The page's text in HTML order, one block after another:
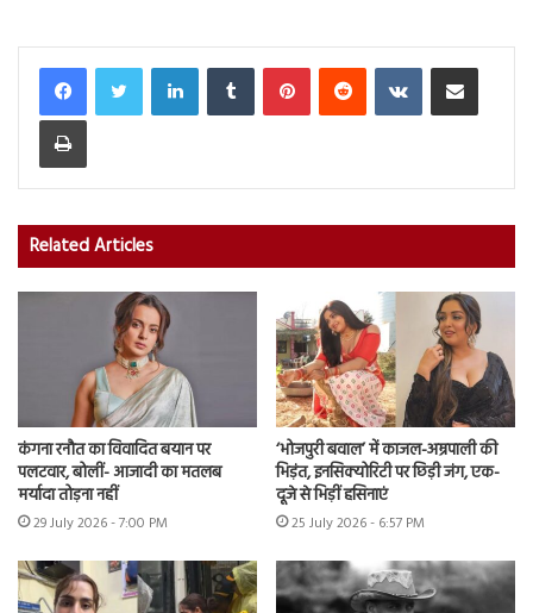
LinkedInTumblr PinterestReddit VKontakteShare via Email
Print
Related Articles
कंगना रनौत का विवादित बयान पर
पलटवार, बोलीं- आजादी का मतलब
मर्यादा तोड़ना नहीं
29 July 2026 - 7:00 PM
‘भोजपुरी बवाल’ में काजल-अम्रपाली की
भिड़ंत, इनसिक्योरिटी पर छिड़ी जंग, एक-
दूजे से भिड़ीं हसिनाएं
25 July 2026 - 6:57 PM